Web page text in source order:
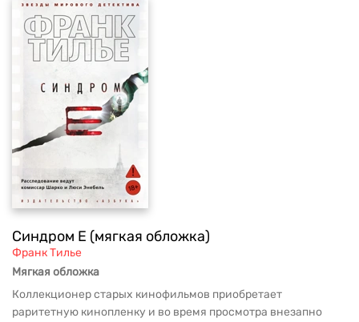
Синдром Е (мягкая обложка)
Франк Тилье
Мягкая обложка
Коллекционер старых кинофильмов приобретает
раритетную кинопленку и во время просмотра внезапно